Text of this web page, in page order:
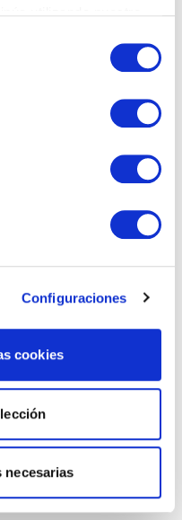
Configuraciones
cookies
necesarias